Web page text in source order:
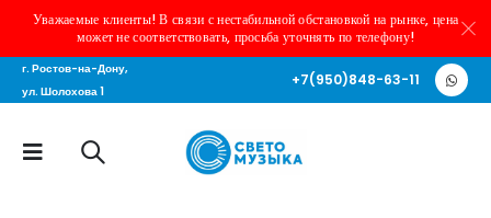
Уважаемые клиенты! В связи с нестабильной обстановкой на рынке, цена
может не соответствовать, просьба уточнять по телефону!
г. Ростов-на-Дону,
ул. Шолохова 1
+7(950)848-63-11